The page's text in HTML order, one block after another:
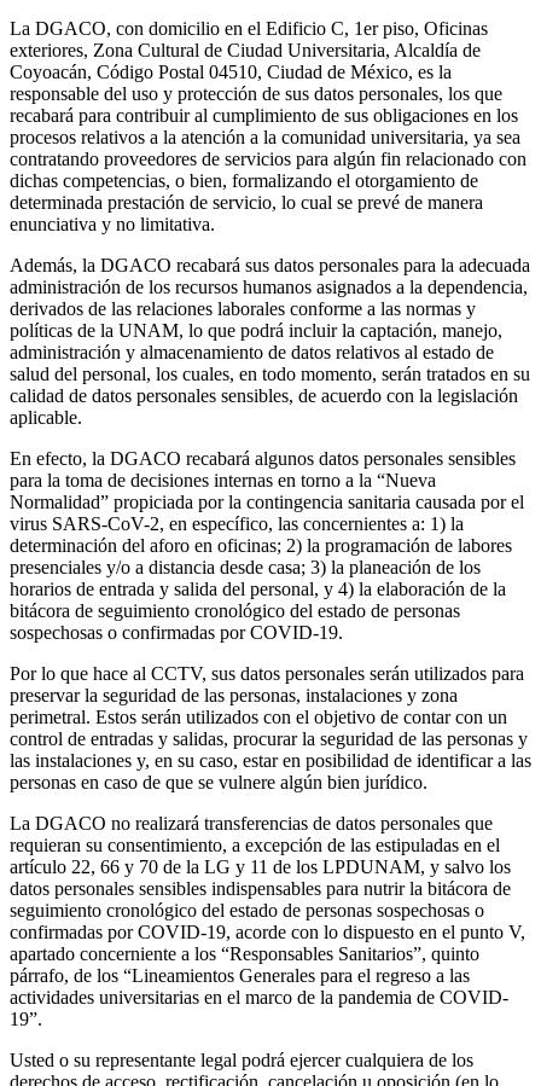
La DGACO, con domicilio en el Edificio C, 1er piso, Oficinas
exteriores, Zona Cultural de Ciudad Universitaria, Alcaldía de
Coyoacán, Código Postal 04510, Ciudad de México, es la
responsable del uso y protección de sus datos personales, los que
recabará para contribuir al cumplimiento de sus obligaciones en los
procesos relativos a la atención a la comunidad universitaria, ya sea
contratando proveedores de servicios para algún fin relacionado con
dichas competencias, o bien, formalizando el otorgamiento de
determinada prestación de servicio, lo cual se prevé de manera
enunciativa y no limitativa.
Además, la DGACO recabará sus datos personales para la adecuada
administración de los recursos humanos asignados a la dependencia,
derivados de las relaciones laborales conforme a las normas y
políticas de la UNAM, lo que podrá incluir la captación, manejo,
administración y almacenamiento de datos relativos al estado de
salud del personal, los cuales, en todo momento, serán tratados en su
calidad de datos personales sensibles, de acuerdo con la legislación
aplicable.
En efecto, la DGACO recabará algunos datos personales sensibles
para la toma de decisiones internas en torno a la “Nueva
Normalidad” propiciada por la contingencia sanitaria causada por el
virus SARS-CoV-2, en específico, las concernientes a: 1) la
determinación del aforo en oficinas; 2) la programación de labores
presenciales y/o a distancia desde casa; 3) la planeación de los
horarios de entrada y salida del personal, y 4) la elaboración de la
bitácora de seguimiento cronológico del estado de personas
sospechosas o confirmadas por COVID-19.
Por lo que hace al CCTV, sus datos personales serán utilizados para
preservar la seguridad de las personas, instalaciones y zona
perimetral. Estos serán utilizados con el objetivo de contar con un
control de entradas y salidas, procurar la seguridad de las personas y
las instalaciones y, en su caso, estar en posibilidad de identificar a las
personas en caso de que se vulnere algún bien jurídico.
La DGACO no realizará transferencias de datos personales que
requieran su consentimiento, a excepción de las estipuladas en el
artículo 22, 66 y 70 de la LG y 11 de los LPDUNAM, y salvo los
datos personales sensibles indispensables para nutrir la bitácora de
seguimiento cronológico del estado de personas sospechosas o
confirmadas por COVID-19, acorde con lo dispuesto en el punto V,
apartado concerniente a los “Responsables Sanitarios”, quinto
párrafo, de los “Lineamientos Generales para el regreso a las
actividades universitarias en el marco de la pandemia de COVID-
19”.
Usted o su representante legal podrá ejercer cualquiera de los